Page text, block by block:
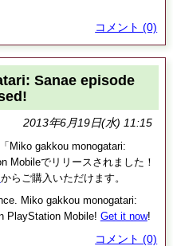
コメント (0)
Sanae episode
2013年6月19日(水) 11:15
Miko gakkou monogatari:
Mobileでリリースされました！
からご購入いただけます。
Miko gakkou monogatari:
PlayStation Mobile! Get it now!
コメント (0)